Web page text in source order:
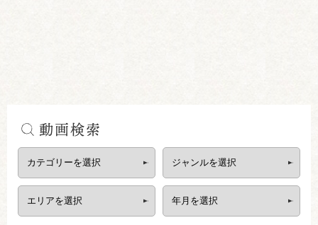
動画検索